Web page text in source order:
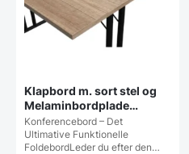
Klapbord m. sort stel og
Melaminbordplade
120×80 (Sonoma Oak)
Konferencebord – Det
Ultimative Funktionelle
FoldebordLeder du efter den…